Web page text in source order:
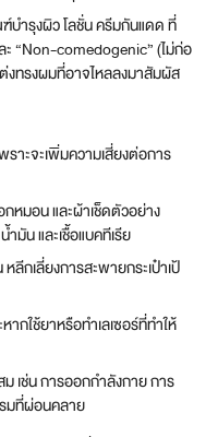
กับสิวยังเป็นที่ถกเถียง แต่มีบาง
ตาลสูง (High Glycemic
ลดความเสี่ยงในการเกิดสิวใน
ป็นอยู่ แต่ยังเป็นการจัดการ
ผลการรักษาจากแพทย์มี
ของรูขุมขน ซึ่งถูกกระตุ้นได้
เครียด การใช้ยาบางชนิด รวม
ะผลิตภัณฑ์ที่ไม่เหมาะสม สิวที่
ไปจนถึงสิวอักเสบขนาดใหญ่
อรา ซึ่งแต่ละชนิดต้องการการ